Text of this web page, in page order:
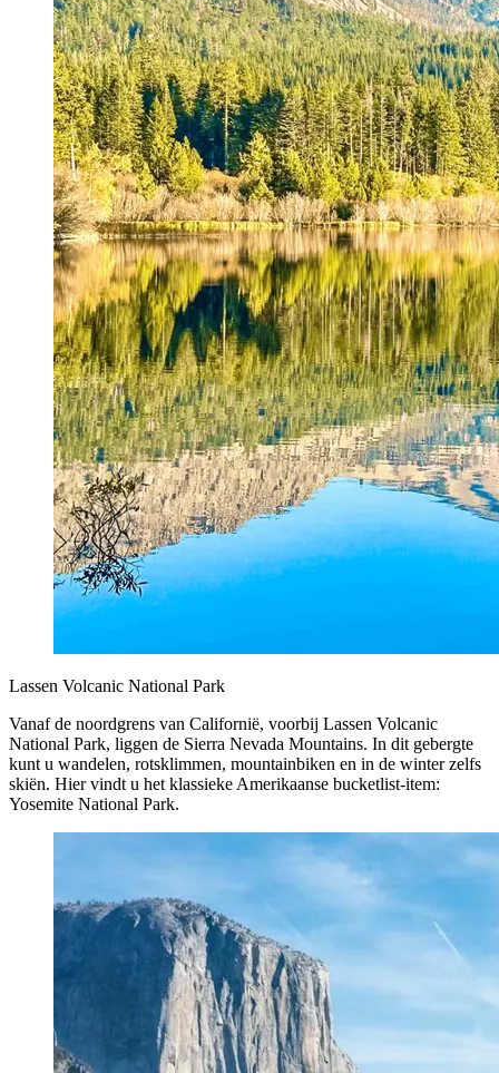
Lassen Volcanic National Park
Vanaf de noordgrens van Californië, voorbij Lassen Volcanic
National Park, liggen de Sierra Nevada Mountains. In dit gebergte
kunt u wandelen, rotsklimmen, mountainbiken en in de winter zelfs
skiën. Hier vindt u het klassieke Amerikaanse bucketlist-item:
Yosemite National Park.